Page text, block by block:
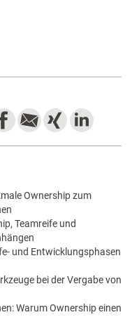
Owner­ship zum
Teamreife und
und Entwicklungsphasen
bei der Vergabe von
Warum Ownership einen